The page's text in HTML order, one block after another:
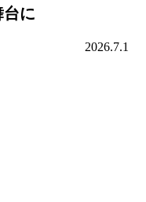
台に
2026.7.1